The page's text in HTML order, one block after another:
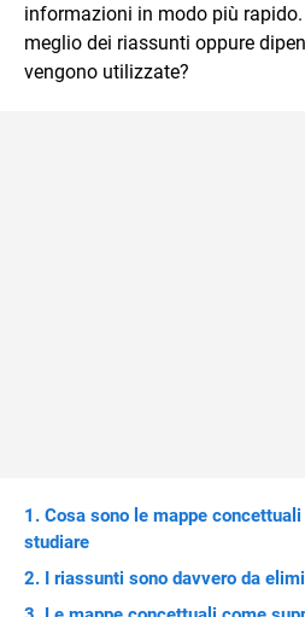
informazioni in modo più
meglio dei riassunti oppure
vengono utilizzate?
Cosa sono le mappe
studiare
I riassunti sono davvero da